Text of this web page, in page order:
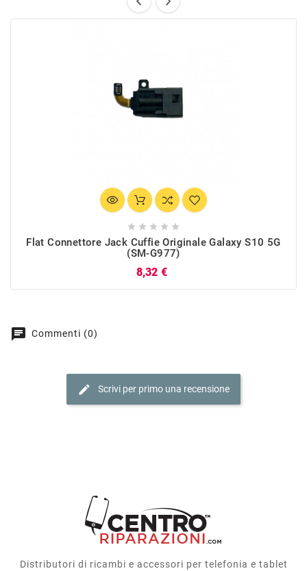
    
Flat Connettore Jack Cuffie Originale Galaxy S10 5G
(SM-G977)
8,32 €
chat Commenti (0)
edit Scrivi per primo una recensione
Distributori di ricambi e accessori per telefonia e tablet